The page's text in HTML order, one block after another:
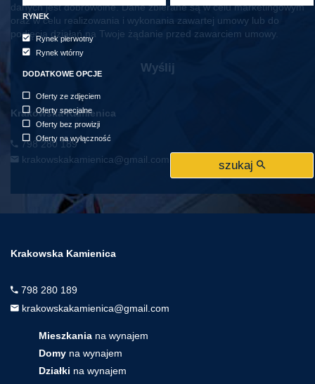
RYNEK
Rynek pierwotny
Rynek wtórny
DODATKOWE OPCJE
Oferty ze zdjęciem
Oferty specjalne
Oferty bez prowizji
Oferty na wyłączność
szukaj
danych jest dobrowolne. Dane zbierane są w celu marketingowym
oraz w celu realizowania i wykonania zawartej umowy lub do
podjęcia działań na Twoje żądanie przed zawarciem umowy.
Krakowska Kamienica
798 280 189
krakowskakamienica@gmail.com
Krakowska Kamienica
798 280 189
krakowskakamienica@gmail.com
Mieszkania na wynajem
Domy na wynajem
Działki na wynajem